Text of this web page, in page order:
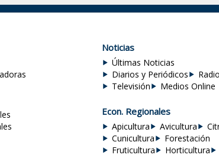
Noticias
Últimas Noticias
Diarios y Periódicos
Televisión
Medios Online
Econ. Regionales
Apicultura Avicultura
Cunicultura
Forestación
Fruticultura
Horticultura